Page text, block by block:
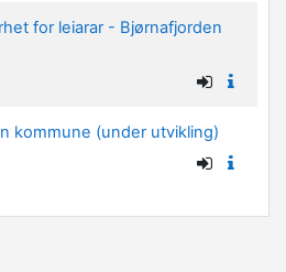
for leiarar - Bjørnafjorden
kommune (under utvikling)